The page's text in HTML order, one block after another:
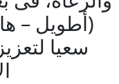
(أطويل –
سعيا